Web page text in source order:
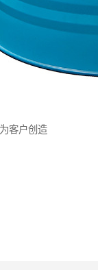
客户创造